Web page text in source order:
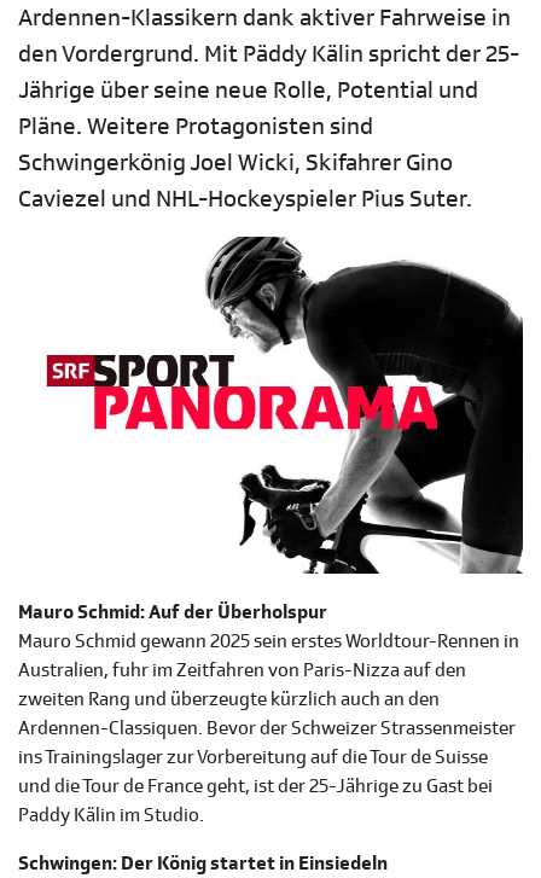
Ardennen-Klassikern dank aktiver Fahrweise in
den Vordergrund. Mit Päddy Kälin spricht der 25-
Jährige über seine neue Rolle, Potential und
Pläne. Weitere Protagonisten sind
Schwingerkönig Joel Wicki, Skifahrer Gino
Caviezel und NHL-Hockeyspieler Pius Suter.
Mauro Schmid: Auf der Überholspur
Mauro Schmid gewann 2025 sein erstes Worldtour-Rennen in
Australien, fuhr im Zeitfahren von Paris-Nizza auf den
zweiten Rang und überzeugte kürzlich auch an den
Ardennen-Classiquen. Bevor der Schweizer Strassenmeister
ins Trainingslager zur Vorbereitung auf die Tour de Suisse
und die Tour de France geht, ist der 25-Jährige zu Gast bei
Paddy Kälin im Studio.
Schwingen: Der König startet in Einsiedeln